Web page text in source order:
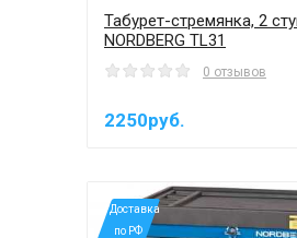
Табурет-стремянка, 2
NORDBERG TL31
0 отзывов
2250руб.
*Доставка
по РФ